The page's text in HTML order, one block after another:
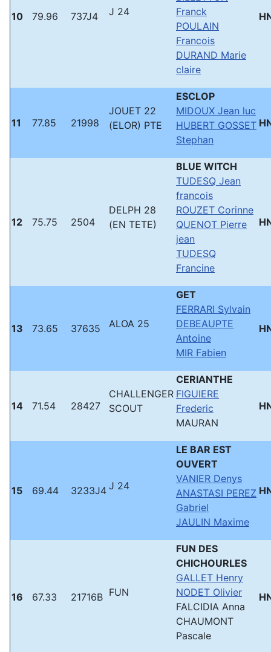
10 79.96 737J4 J 24
Franck
POULAIN
Francois
DURAND Marie
claire
11 77.85 21998
JOUET 22
(ELOR) PTE
ESCLOP
MIDOUX Jean luc
HUBERT GOSSET
Stephan
12 75.75 2504
DELPH 28
(EN TETE)
BLUE WITCH
TUDESQ Jean
francois
ROUZET Corinne
QUENOT Pierre
jean
TUDESQ
Francine
13 73.65 37635 ALOA 25
GET
FERRARI Sylvain
DEBEAUPTE
Antoine
MIR Fabien
14 71.54 28427
CHALLENGER
SCOUT
CERIANTHE
FIGUIERE
Frederic
MAURAN
15 69.44 3233J4 J 24
LE BAR EST
OUVERT
VANIER Denys
ANASTASI PEREZ
Gabriel
JAULIN Maxime
16 67.33 21716B FUN
FUN DES
CHICHOURLES
GALLET Henry
NODET Olivier
FALCIDIA Anna
CHAUMONT
Pascale